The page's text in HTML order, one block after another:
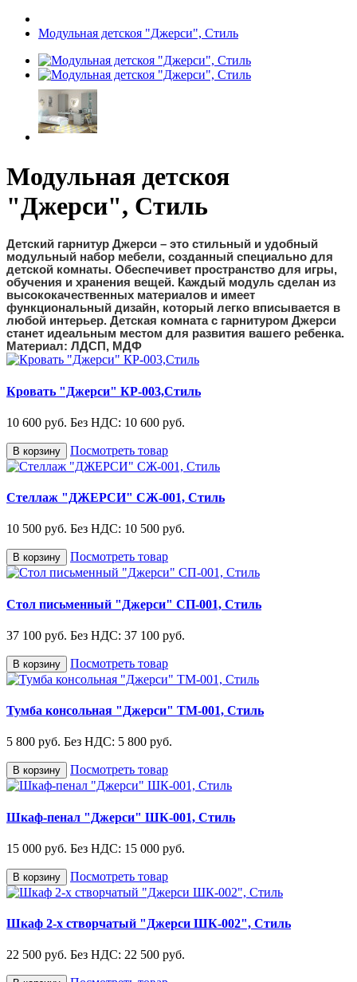
Модульная детскоя "Джерси", Стиль
Модульная детскоя
"Джерси", Стиль
Детский гарнитур Джерси – это стильный и удобный
модульный набор мебели, созданный специально для
детской комнаты. Обеспечивет пространство для игры,
обучения и хранения вещей. Каждый модуль сделан из
высококачественных материалов и имеет
функциональный дизайн, который легко вписывается в
любой интерьер. Детская комната с гарнитуром Джерси
станет идеальным местом для развития вашего ребенка.
Материал: ЛДСП, МДФ
Кровать "Джерси" КР-003,Стиль
10 600 руб. Без НДС: 10 600 руб.
В корзину Посмотреть товар
Стеллаж "ДЖЕРСИ" СЖ-001, Стиль
10 500 руб. Без НДС: 10 500 руб.
В корзину Посмотреть товар
Стол письменный "Джерси" СП-001, Стиль
37 100 руб. Без НДС: 37 100 руб.
В корзину Посмотреть товар
Тумба консольная "Джерси" ТМ-001, Стиль
5 800 руб. Без НДС: 5 800 руб.
В корзину Посмотреть товар
Шкаф-пенал "Джерси" ШК-001, Стиль
15 000 руб. Без НДС: 15 000 руб.
В корзину Посмотреть товар
Шкаф 2-х створчатый "Джерси ШК-002", Стиль
22 500 руб. Без НДС: 22 500 руб.